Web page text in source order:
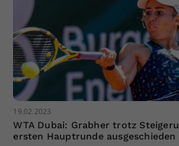
19.02.2023
WTA Dubai: Grabher trotz
ersten Hauptrunde ausgeschieden